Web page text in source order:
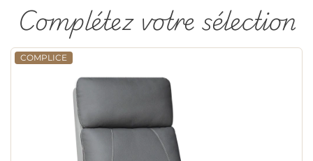
Complétez votre sélection
COMPLICE